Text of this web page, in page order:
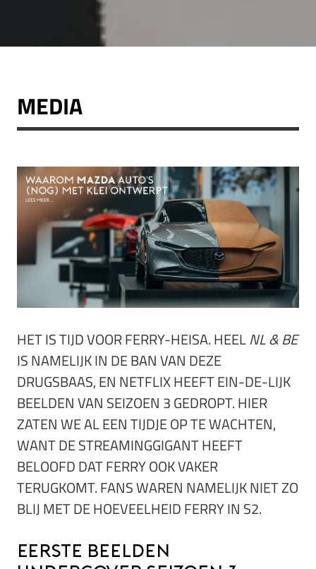
MEDIA
HET IS TIJD VOOR FERRY-HEISA. HEELNL & BE
IS NAMELIJK IN DE BAN VAN DEZE
DRUGSBAAS, EN NETFLIX HEEFT EIN-DE-LIJK
BEELDEN VAN SEIZOEN 3 GEDROPT. HIER
ZATEN WE AL EEN TIJDJE OP TE WACHTEN,
WANT DE STREAMINGGIGANT HEEFT
BELOOFD DAT FERRY OOK VAKER
TERUGKOMT. FANS WAREN NAMELIJK NIET ZO
BLIJ MET DE HOEVEELHEID FERRY IN S2.
Eerste beelden